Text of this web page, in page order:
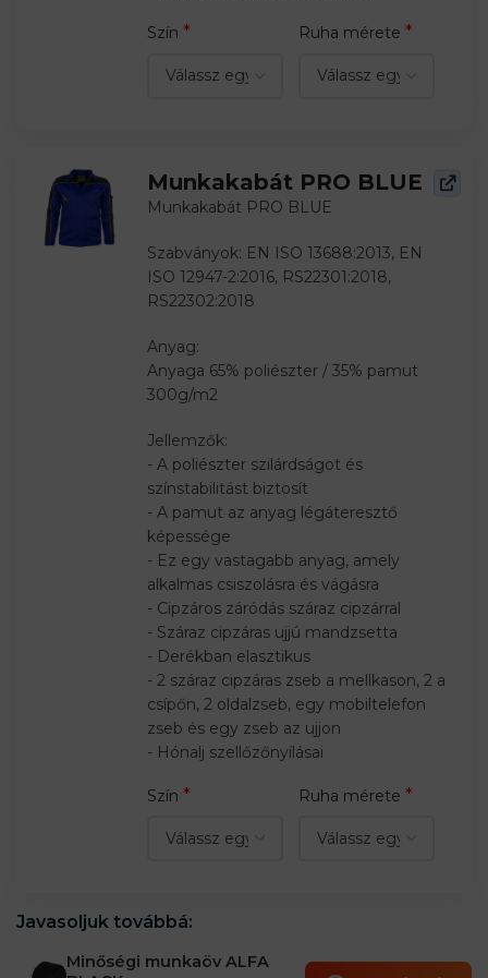
Szín * Ruha mérete *
Munkakabát PRO BLUE
Munkakabát PRO BLUE
Szabványok: EN ISO 13688:2013, EN
ISO 12947-2:2016, RS22301:2018,
RS22302:2018
Anyag:
Anyaga 65% poliészter / 35% pamut
300g/m2
Jellemzők:
- A poliészter szilárdságot és
színstabilitást biztosít
- A pamut az anyag légáteresztő
képessége
- Ez egy vastagabb anyag, amely
alkalmas csiszolásra és vágásra
- Cipzáros záródás száraz cipzárral
- Száraz cipzáras ujjú mandzsetta
- Derékban elasztikus
- 2 száraz cipzáras zseb a mellkason, 2 a
csípőn, 2 oldalzseb, egy mobiltelefon
zseb és egy zseb az ujjon
- Hónalj szellőzőnyílásai
Szín * Ruha mérete *
Javasoljuk továbbá:
Minőségi munkaöv ALFA